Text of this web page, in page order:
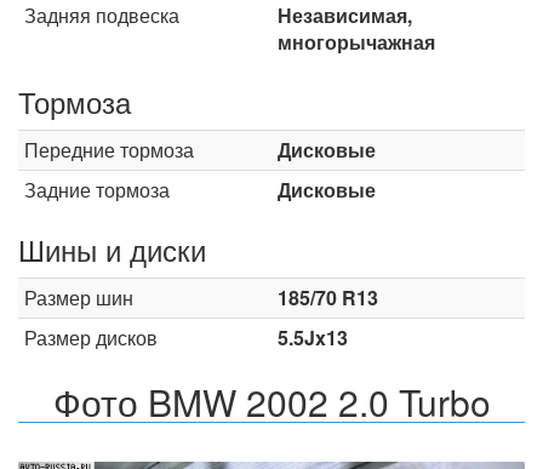
Задняя подвеска
Независимая,
многорычажная
Тормоза
Передние тормоза
Дисковые
Задние тормоза
Дисковые
Шины и диски
Размер шин
185/70 R13
Размер дисков
5.5Jx13
Фото BMW 2002 2.0 Turbo